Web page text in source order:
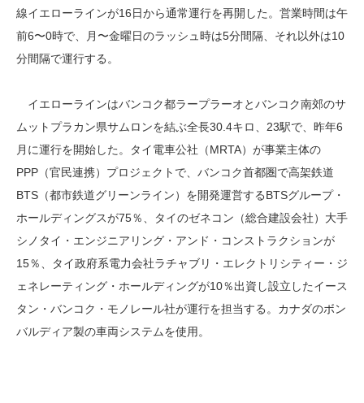
線イエローラインが16日から通常運行を再開した。営業時間は午
前6〜0時で、月〜金曜日のラッシュ時は5分間隔、それ以外は10
分間隔で運行する。
イエローラインはバンコク都ラープラーオとバンコク南郊のサ
ムットプラカン県サムロンを結ぶ全長30.4キロ、23駅で、昨年6
月に運行を開始した。タイ電車公社（MRTA）が事業主体の
PPP（官民連携）プロジェクトで、バンコク首都圏で高架鉄道
BTS（都市鉄道グリーンライン）を開発運営するBTSグループ・
ホールディングスが75％、タイのゼネコン（総合建設会社）大手
シノタイ・エンジニアリング・アンド・コンストラクションが
15％、タイ政府系電力会社ラチャブリ・エレクトリシティー・ジ
ェネレーティング・ホールディングが10％出資し設立したイース
タン・バンコク・モノレール社が運行を担当する。カナダのボン
バルディア製の車両システムを使用。